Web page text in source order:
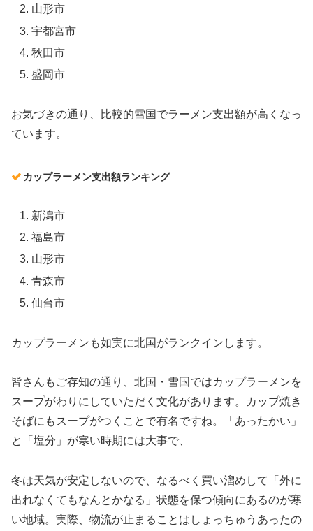
山形市
宇都宮市
秋田市
盛岡市
お気づきの通り、比較的雪国でラーメン支出額が高くなっ
ています。
カップラーメン支出額ランキング
新潟市
福島市
山形市
青森市
仙台市
カップラーメンも如実に北国がランクインします。
皆さんもご存知の通り、北国・雪国ではカップラーメンを
スープがわりにしていただく文化があります。カップ焼き
そばにもスープがつくことで有名ですね。「あったかい」
と「塩分」が寒い時期には大事で、
冬は天気が安定しないので、なるべく買い溜めして「外に
出れなくてもなんとかなる」状態を保つ傾向にあるのが寒
い地域。実際、物流が止まることはしょっちゅうあったの